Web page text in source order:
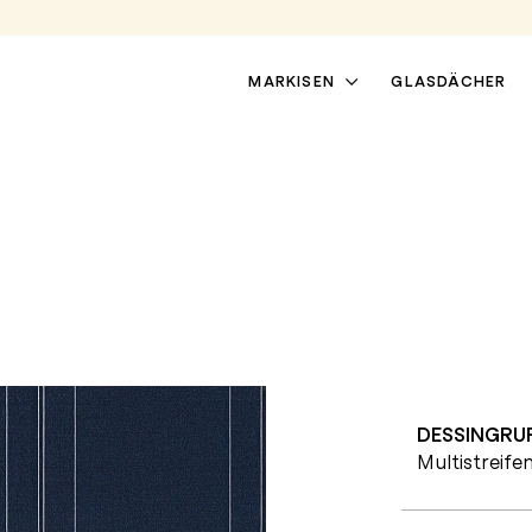
MARKISEN
TERRASSENMARKISEN PERGOLAMARKISEN
GLASDÄCHER